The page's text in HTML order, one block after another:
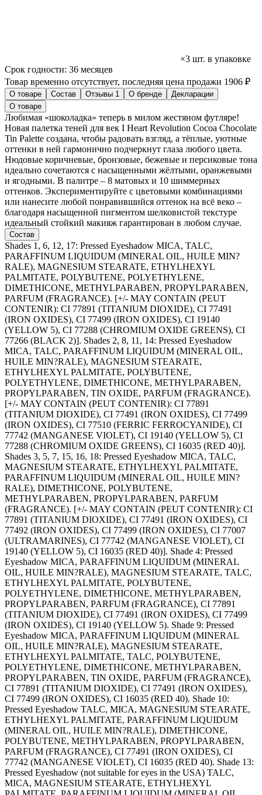
×3 шт. в упаковке
Срок годности: 36 месяцев
Товар временно отсутствует, последняя цена продажи 1906 ₽
О товаре Состав Отзывы 1 О бренде
Декларации
О товаре
Любимая «шоколадка» теперь в милом жестяном футляре!
Новая палетка теней для век I Heart Revolution Cocoa Chocolate
Tin Palette создана, чтобы радовать взгляд, а тёплые, уютные
оттенки в ней гармонично подчеркнут глаза любого цвета.
Нюдовые коричневые, бронзовые, бежевые и персиковые тона
идеально сочетаются с насыщенными жёлтыми, оранжевыми
и ягодными. В палитре – 8 матовых и 10 шиммерных
оттенков. Экспериментируйте с цветовыми комбинациями
или нанесите любой понравившийся оттенок на всё веко –
благодаря насыщенной пигментом шелковистой текстуре
идеальный стойкий макияж гарантирован в любом случае.
Состав
Shades 1, 6, 12, 17: Pressed Eyeshadow MICA, TALC,
PARAFFINUM LIQUIDUM (MINERAL OIL, HUILE MIN?
RALE), MAGNESIUM STEARATE, ETHYLHEXYL
PALMITATE, POLYBUTENE, POLYETHYLENE,
DIMETHICONE, METHYLPARABEN, PROPYLPARABEN,
PARFUM (FRAGRANCE). [+/- MAY CONTAIN (PEUT
CONTENIR): CI 77891 (TITANIUM DIOXIDE), CI 77491
(IRON OXIDES), CI 77499 (IRON OXIDES), CI 19140
(YELLOW 5), CI 77288 (CHROMIUM OXIDE GREENS), CI
77266 (BLACK 2)]. Shades 2, 8, 11, 14: Pressed Eyeshadow
MICA, TALC, PARAFFINUM LIQUIDUM (MINERAL OIL,
HUILE MIN?RALE), MAGNESIUM STEARATE,
ETHYLHEXYL PALMITATE, POLYBUTENE,
POLYETHYLENE, DIMETHICONE, METHYLPARABEN,
PROPYLPARABEN, TIN OXIDE, PARFUM (FRAGRANCE).
[+/- MAY CONTAIN (PEUT CONTENIR): CI 77891
(TITANIUM DIOXIDE), CI 77491 (IRON OXIDES), CI 77499
(IRON OXIDES), CI 77510 (FERRIC FERROCYANIDE), CI
77742 (MANGANESE VIOLET), CI 19140 (YELLOW 5), CI
77288 (CHROMIUM OXIDE GREENS), CI 16035 (RED 40)].
Shades 3, 5, 7, 15, 16, 18: Pressed Eyeshadow MICA, TALC,
MAGNESIUM STEARATE, ETHYLHEXYL PALMITATE,
PARAFFINUM LIQUIDUM (MINERAL OIL, HUILE MIN?
RALE), DIMETHICONE, POLYBUTENE,
METHYLPARABEN, PROPYLPARABEN, PARFUM
(FRAGRANCE). [+/- MAY CONTAIN (PEUT CONTENIR): CI
77891 (TITANIUM DIOXIDE), CI 77491 (IRON OXIDES), CI
77492 (IRON OXIDES), CI 77499 (IRON OXIDES), CI 77007
(ULTRAMARINES), CI 77742 (MANGANESE VIOLET), CI
19140 (YELLOW 5), CI 16035 (RED 40)]. Shade 4: Pressed
Eyeshadow MICA, PARAFFINUM LIQUIDUM (MINERAL
OIL, HUILE MIN?RALE), MAGNESIUM STEARATE, TALC,
ETHYLHEXYL PALMITATE, POLYBUTENE,
POLYETHYLENE, DIMETHICONE, METHYLPARABEN,
PROPYLPARABEN, PARFUM (FRAGRANCE), CI 77891
(TITANIUM DIOXIDE), CI 77491 (IRON OXIDES), CI 77499
(IRON OXIDES), CI 19140 (YELLOW 5). Shade 9: Pressed
Eyeshadow MICA, PARAFFINUM LIQUIDUM (MINERAL
OIL, HUILE MIN?RALE), MAGNESIUM STEARATE,
ETHYLHEXYL PALMITATE, TALC, POLYBUTENE,
POLYETHYLENE, DIMETHICONE, METHYLPARABEN,
PROPYLPARABEN, TIN OXIDE, PARFUM (FRAGRANCE),
CI 77891 (TITANIUM DIOXIDE), CI 77491 (IRON OXIDES),
CI 77499 (IRON OXIDES), CI 16035 (RED 40). Shade 10:
Pressed Eyeshadow TALC, MICA, MAGNESIUM STEARATE,
ETHYLHEXYL PALMITATE, PARAFFINUM LIQUIDUM
(MINERAL OIL, HUILE MIN?RALE), DIMETHICONE,
POLYBUTENE, METHYLPARABEN, PROPYLPARABEN,
PARFUM (FRAGRANCE), CI 77491 (IRON OXIDES), CI
77742 (MANGANESE VIOLET), CI 16035 (RED 40). Shade 13:
Pressed Eyeshadow (not suitable for eyes in the USA) TALC,
MICA, MAGNESIUM STEARATE, ETHYLHEXYL